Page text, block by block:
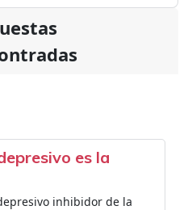
es la
inhibidor de la